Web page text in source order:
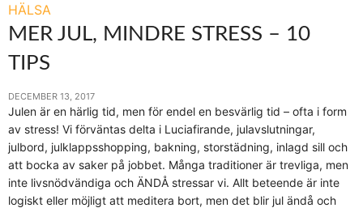
HÄLSA
MER JUL, MINDRE STRESS – 10
TIPS
DECEMBER 13, 2017
Julen är en härlig tid, men för endel en besvärlig tid – ofta i form
av stress! Vi förväntas delta i Luciafirande, julavslutningar,
julbord, julklappsshopping, bakning, storstädning, inlagd sill och
att bocka av saker på jobbet. Många traditioner är trevliga, men
inte livsnödvändiga och ÄNDÅ stressar vi. Allt beteende är inte
logiskt eller möjligt att meditera bort, men det blir jul ändå och